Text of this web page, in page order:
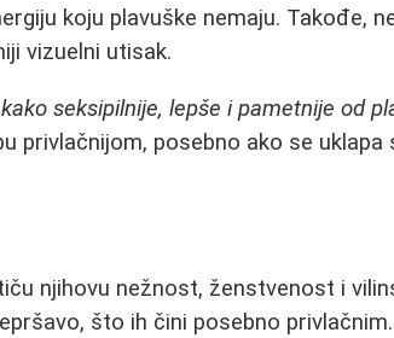
koju plavuške nemaju. Takođe,
vizuelni utisak.
seksipilnije, lepše i pametnije od
privlačnijom, posebno ako se uklapa
njihovu nežnost, ženstvenost i
što ih čini posebno